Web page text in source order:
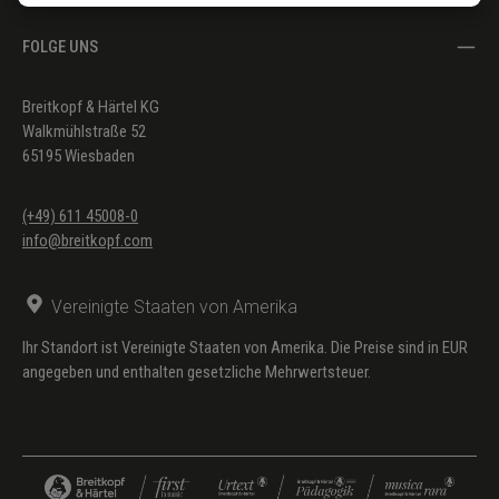
FOLGE UNS
Breitkopf & Härtel KG
Walkmühlstraße 52
65195 Wiesbaden
(+49) 611 45008-0
info@breitkopf.com
Vereinigte Staaten von Amerika
Ihr Standort ist Vereinigte Staaten von Amerika. Die Preise sind in EUR
angegeben und enthalten gesetzliche Mehrwertsteuer.